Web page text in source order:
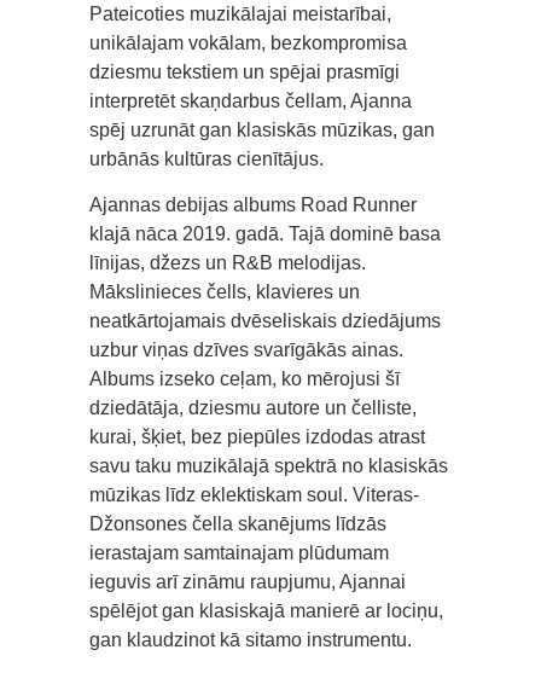
Pateicoties muzikālajai meistarībai,
unikālajam vokālam, bezkompromisa
dziesmu tekstiem un spējai prasmīgi
interpretēt skaņdarbus čellam, Ajanna
spēj uzrunāt gan klasiskās mūzikas, gan
urbānās kultūras cienītājus.
Ajannas debijas albums Road Runner
klajā nāca 2019. gadā. Tajā dominē basa
līnijas, džezs un R&B melodijas.
Mākslinieces čells, klavieres un
neatkārtojamais dvēseliskais dziedājums
uzbur viņas dzīves svarīgākās ainas.
Albums izseko ceļam, ko mērojusi šī
dziedātāja, dziesmu autore un čelliste,
kurai, šķiet, bez piepūles izdodas atrast
savu taku muzikālajā spektrā no klasiskās
mūzikas līdz eklektiskam soul. Viteras-
Džonsones čella skanējums līdzās
ierastajam samtainajam plūdumam
ieguvis arī zināmu raupjumu, Ajannai
spēlējot gan klasiskajā manierē ar lociņu,
gan klaudzinot kā sitamo instrumentu.